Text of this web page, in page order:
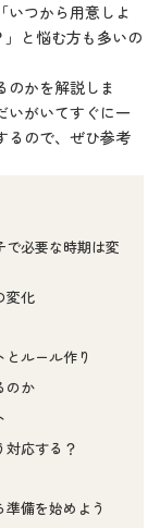
いつから用意しよ
と悩む方も多いの
のかを解説しま
いがいてすぐに一
るので、ぜひ参考
で必要な時期は変
変化
ルール作り
のか
応する？
備を始めよう